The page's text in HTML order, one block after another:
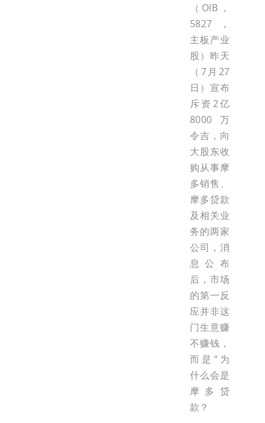
（OIB，
5827，
主板产业
股）昨天
（7月27
日）宣布
斥资2亿
8000万
令吉，向
大股东收
购从事摩
多销售、
摩多贷款
及相关业
务的两家
公司，消
息公布
后，市场
的第一反
应并非这
门生意赚
不赚钱，
而是“为
什么会是
摩多贷
款？